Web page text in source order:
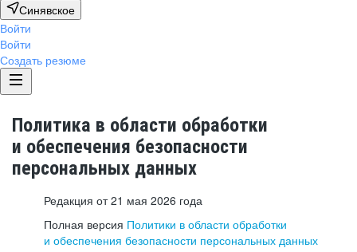
Синявское
Войти
Войти
Создать резюме
Политика в области обработки
и обеспечения безопасности
персональных данных
Редакция от 21 мая 2026 года
Полная версия Политики в области обработки
и обеспечения безопасности персональных данных